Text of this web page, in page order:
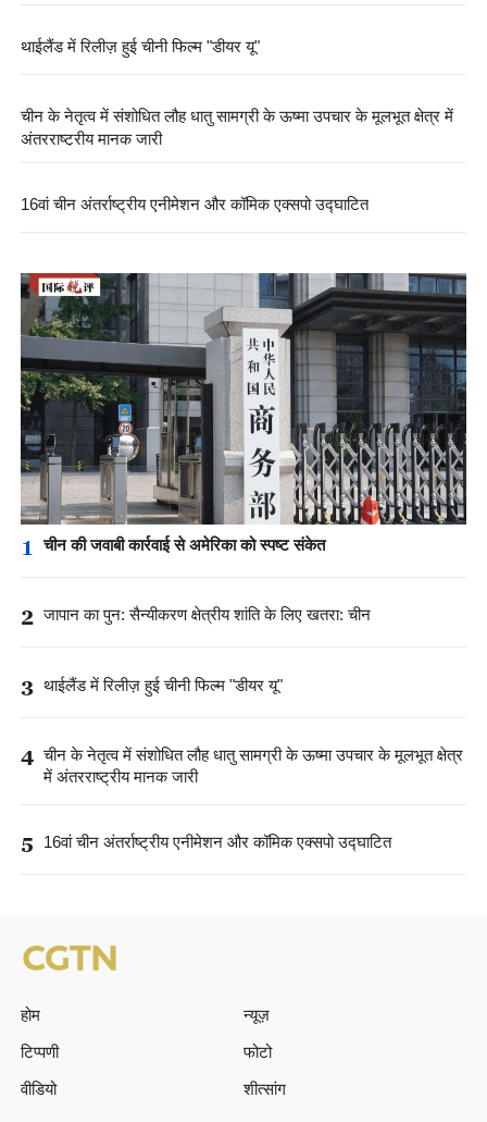
थाईलैंड में रिलीज़ हुई चीनी फिल्म "डीयर यू"
चीन के नेतृत्व में संशोधित लौह धातु सामग्री के ऊष्मा उपचार के मूलभूत क्षेत्र में
अंतरराष्ट्रीय मानक जारी
16वां चीन अंतर्राष्ट्रीय एनीमेशन और कॉमिक एक्सपो उद्घाटित
1 चीन की जवाबी कार्रवाई से अमेरिका को स्पष्ट संकेत
2 जापान का पुन: सैन्यीकरण क्षेत्रीय शांति के लिए खतरा: चीन
3 थाईलैंड में रिलीज़ हुई चीनी फिल्म "डीयर यू"
4 चीन के नेतृत्व में संशोधित लौह धातु सामग्री के ऊष्मा उपचार के मूलभूत क्षेत्र
में अंतरराष्ट्रीय मानक जारी
5 16वां चीन अंतर्राष्ट्रीय एनीमेशन और कॉमिक एक्सपो उद्घाटित
होम
न्यूज़
टिप्पणी
फोटो
वीडियो
शीत्सांग